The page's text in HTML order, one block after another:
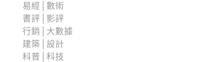
易經│數術
書評│影評
行銷│大數據
建築│設計
科普│科技